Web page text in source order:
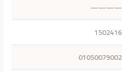
————
1502416
01050079002